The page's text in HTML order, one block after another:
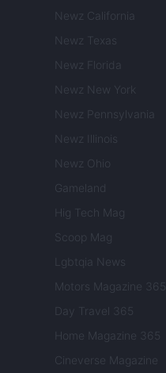
Newz California
Newz Texas
Newz Florida
Newz New York
Newz Pennsylvania
Newz Illinois
Newz Ohio
Gameland
Hig Tech Mag
Scoop Mag
Lgbtqia News
Motors Magazine 365
Day Travel 365
Home Magazine 365
Cineverse Magazine